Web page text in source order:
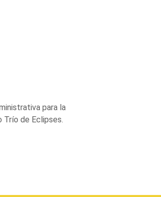
para la
de Eclipses.